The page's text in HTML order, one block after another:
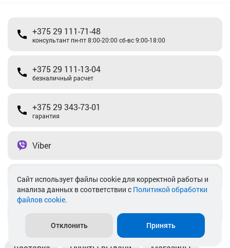
+375 29 111-71-48
консультант пн-пт 8:00-20:00 сб-вс 9:00-18:00
+375 29 111-13-04
безналичный расчет
+375 29 343-73-01
гарантия
Viber
Telegram
Cайт использует файлы cookie для корректной работы и
анализа данных в соответствии с Политикой обработки
файлов cookie.
Отклонить Принять